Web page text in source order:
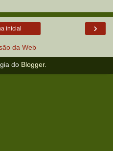
›
inicial
da Web
do Blogger.